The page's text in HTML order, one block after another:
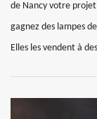
de Nancy votre
gagnez des lampes
Elles les vendent à